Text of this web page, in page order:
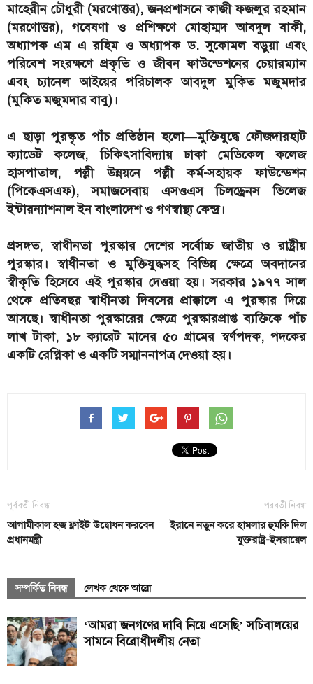
মাহেরীন চৌধুরী (মরণোত্তর), জনপ্রশাসনে কাজী ফজলুর রহমান
(মরণোত্তর), গবেষণা ও প্রশিক্ষণে মোহাম্মদ আবদুল বাকী,
অধ্যাপক এম এ রহিম ও অধ্যাপক ড. সুকোমল বড়ুয়া এবং
পরিবেশ সংরক্ষণে প্রকৃতি ও জীবন ফাউন্ডেশনের চেয়ারম্যান
এবং চ্যানেল আইয়ের পরিচালক আবদুল মুকিত মজুমদার
(মুকিত মজুমদার বাবু)।
এ ছাড়া পুরস্কৃত পাঁচ প্রতিষ্ঠান হলো—মুক্তিযুদ্ধে ফৌজদারহাট
ক্যাডেট কলেজ, চিকিৎসাবিদ্যায় ঢাকা মেডিকেল কলেজ
হাসপাতাল, পল্লী উন্নয়নে পল্লী কর্ম-সহায়ক ফাউন্ডেশন
(পিকেএসএফ), সমাজসেবায় এসওএস চিলড্রেনস ভিলেজ
ইন্টারন্যাশনাল ইন বাংলাদেশ ও গণস্বাস্থ্য কেন্দ্র।
প্রসঙ্গত, স্বাধীনতা পুরস্কার দেশের সর্বোচ্চ জাতীয় ও রাষ্ট্রীয়
পুরস্কার। স্বাধীনতা ও মুক্তিযুদ্ধসহ বিভিন্ন ক্ষেত্রে অবদানের
স্বীকৃতি হিসেবে এই পুরস্কার দেওয়া হয়। সরকার ১৯৭৭ সাল
থেকে প্রতিবছর স্বাধীনতা দিবসের প্রাক্কালে এ পুরস্কার দিয়ে
আসছে। স্বাধীনতা পুরস্কারের ক্ষেত্রে পুরস্কারপ্রাপ্ত ব্যক্তিকে পাঁচ
লাখ টাকা, ১৮ ক্যারেট মানের ৫০ গ্রামের স্বর্ণপদক, পদকের
একটি রেপ্লিকা ও একটি সম্মাননাপত্র দেওয়া হয়।
পূর্ববর্তী নিবন্ধ
আগামীকাল হজ ফ্লাইট উদ্বোধন করবেন
প্রধানমন্ত্রী
পরবর্তী নিবন্ধ
ইরানে নতুন করে হামলার হুমকি দিল
যুক্তরাষ্ট্র-ইসরায়েল
সম্পর্কিত নিবন্ধ লেখক থেকে আরো
‘আমরা জনগণের দাবি নিয়ে এসেছি’ সচিবালয়ের
সামনে বিরোধীদলীয় নেতা